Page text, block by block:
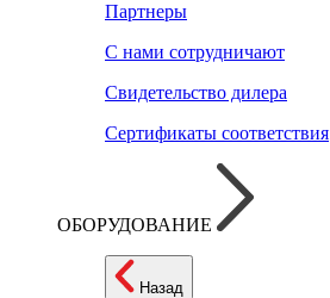
Партнеры
С нами сотрудничают
Свидетельство дилера
Сертификаты соответствия
ОБОРУДОВАНИЕ
Назад